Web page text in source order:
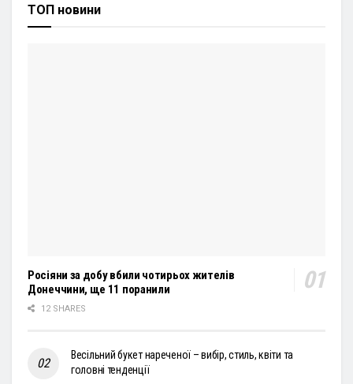
ТОП новини
Росіяни за добу вбили чотирьох жителів
Донеччини, ще 11 поранили
12 SHARES
Весільний букет нареченої – вибір, стиль, квіти та
головні тенденції